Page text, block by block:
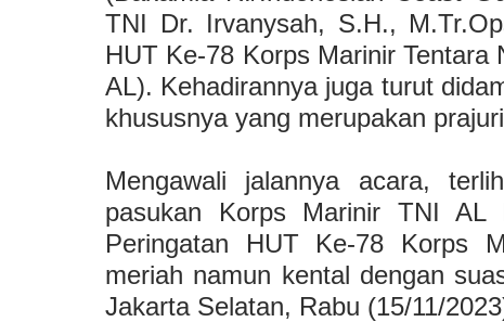
TNI Dr. Irvanysah, S.H.,
HUT Ke-78 Korps Marinir
AL). Kehadirannya juga turut
khususnya yang merupakan
Mengawali jalannya acara,
pasukan Korps Marinir TNI AL
Peringatan HUT Ke-78 Korps
meriah namun kental dengan
Jakarta Selatan, Rabu (15/11/